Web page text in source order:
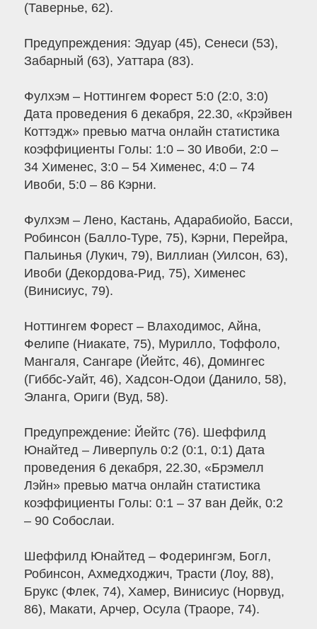
(Тавернье, 62).
Предупреждения: Эдуар (45), Сенеси (53),
Забарный (63), Уаттара (83).
Фулхэм – Ноттингем Форест 5:0 (2:0, 3:0)
Дата проведения 6 декабря, 22.30, «Крэйвен
Коттэдж» превью матча онлайн статистика
коэффициенты Голы: 1:0 – 30 Ивоби, 2:0 –
34 Хименес, 3:0 – 54 Хименес, 4:0 – 74
Ивоби, 5:0 – 86 Кэрни.
Фулхэм – Лено, Кастань, Адарабиойо, Басси,
Робинсон (Балло-Туре, 75), Кэрни, Перейра,
Пальинья (Лукич, 79), Виллиан (Уилсон, 63),
Ивоби (Декордова-Рид, 75), Хименес
(Винисиус, 79).
Ноттингем Форест – Влаходимос, Айна,
Фелипе (Ниакате, 75), Мурилло, Тоффоло,
Мангаля, Сангаре (Йейтс, 46), Домингес
(Гиббс-Уайт, 46), Хадсон-Одои (Данило, 58),
Эланга, Ориги (Вуд, 58).
Предупреждение: Йейтс (76). Шеффилд
Юнайтед – Ливерпуль 0:2 (0:1, 0:1) Дата
проведения 6 декабря, 22.30, «Брэмелл
Лэйн» превью матча онлайн статистика
коэффициенты Голы: 0:1 – 37 ван Дейк, 0:2
– 90 Собослаи.
Шеффилд Юнайтед – Фодерингэм, Богл,
Робинсон, Ахмедходжич, Трасти (Лоу, 88),
Брукс (Флек, 74), Хамер, Винисиус (Норвуд,
86), Макати, Арчер, Осула (Траоре, 74).